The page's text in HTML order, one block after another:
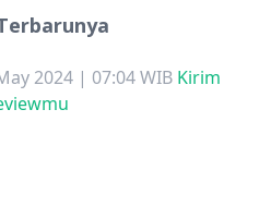
2024 | 07:04 WIB Kirim